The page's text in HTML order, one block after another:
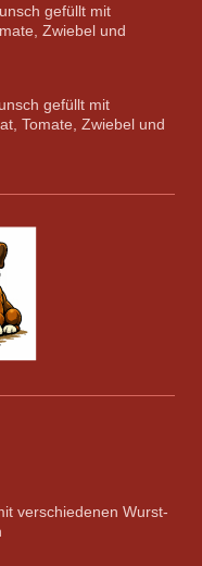
gefüllt mit
Zwiebel und
gefüllt mit
Tomate, Zwiebel und
verschiedenen Wurst-